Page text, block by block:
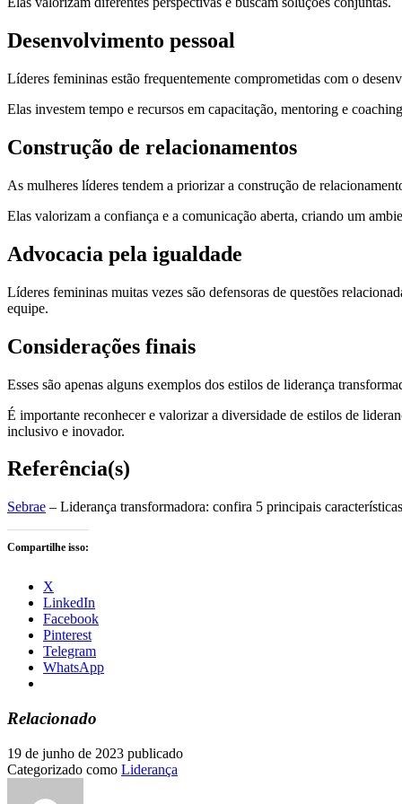
Desenvolvimento pessoal
Líderes femininas estão frequentemente comprometidas com o
Elas investem tempo e recursos em capacitação, mentoring e
Construção de relacionamentos
As mulheres líderes tendem a priorizar a construção de
Elas valorizam a confiança e a comunicação aberta, criando um
Advocacia pela igualdade
Líderes femininas muitas vezes são defensoras de questões
equipe.
Considerações finais
Esses são apenas alguns exemplos dos estilos de liderança
É importante reconhecer e valorizar a diversidade de estilos de
inclusivo e inovador.
Referência(s)
Sebrae – Liderança transformadora: confira 5 principais características
Compartilhe isso:
X
LinkedIn
Facebook
Pinterest
Telegram
WhatsApp
Relacionado
19 de junho de 2023 publicado
Categorizado como Liderança